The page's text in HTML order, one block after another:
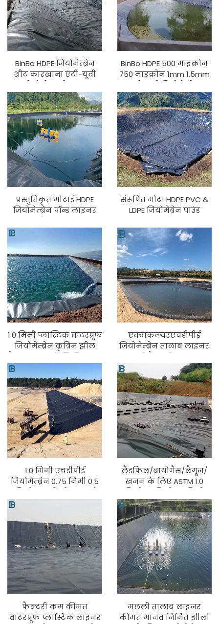
BinBo HDPE जियोमेम्ब्रेन
शीट कारखाना एंटी-यूवी
जल संचरण
PVC/LDPE/EVA/LLDPE
सामग्री मॉडल 1mm
BinBo HDPE 500 माइक्रोन
750 माइक्रोन 1mm 1.5mm
लाइनर मछली गेहुआं पालने
वाले तालाब जल संचरण
इंडोनेशिया के लिए
प्रस्तुतिकृत मोटाई HDPE
जियोमेम्ब्रेन पॉन्ड लाइनर
पानी का टैंक फिल्म मछली
खेती जलजीवन लैंडफिल के
लिए
संरूपित मोटा HDPE PVC &
LDPE जियोमेब्रेन पाउंड
प्लास्टिक पानी की टंकी
मछली खेती समुद्री प्रजाति
डंपिंग फिल्म
1.0 मिमी प्लास्टिक वाटरप्रूफ
जियोमेम्ब्रेन कृत्रिम झील
मछली तालाब फार्म लाइनर
एचडीपीई जियोमेम्ब्रेन
एक्वाकल्चरएचडीपीई
जियोमेम्ब्रेन तालाब लाइनर
फार्म लाइनर तालाब लाइनर
जियोमेम्ब्रेन
1.0 मिमी एचडीपीई
जियोमेम्ब्रेन 0.75 मिमी 0.5
तालाब लाइनर 1.5 मिमी
तालाब लाइनर लैंडफिल
लाइनर
लैंडफिल/बायोगैस/लैगून/
खनन के लिए ASTM 1.0
एचडीपीई जियोमेम्ब्रेन
फैक्टरी कम कीमत
वाटरप्रूफ प्लास्टिक लाइनर
मछली तालाब लाइनर
कीमत मानव निर्मित झीलों